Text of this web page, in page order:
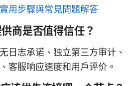
用步驟與常見問題解答
商是否值得信任？
日志承诺、独立第三方审计、
客服响应速度和用户评价。